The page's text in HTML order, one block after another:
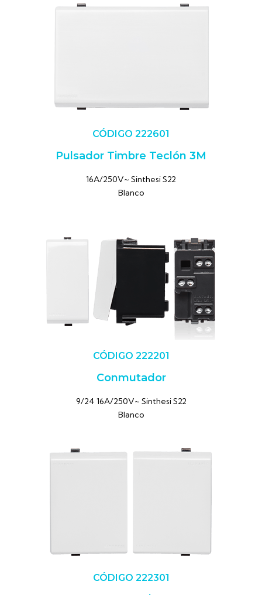
CÓDIGO 222601
Pulsador Timbre Teclón 3M
16A/250V~ Sinthesi S22
Blanco
CÓDIGO 222201
Conmutador
9/24 16A/250V~ Sinthesi S22
Blanco
CÓDIGO 222301